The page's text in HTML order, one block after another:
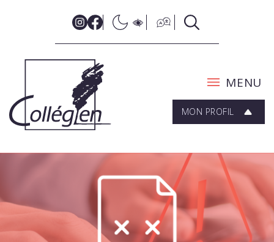
MENU
MON PROFIL